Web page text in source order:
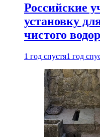
Российские
установку
чистого
1 год спустя1 год